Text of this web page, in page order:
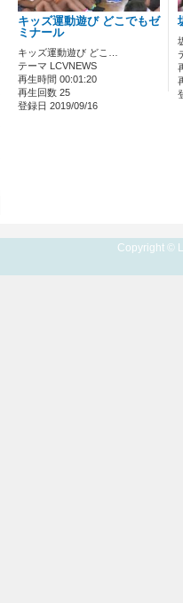
キッズ運動遊び どこでもゼ
ミナール
キッズ運動遊び どこ…
テーマ LCVNEWS
再生時間 00:01:20
再生回数 25
登録日 2019/09/16
Copyright ©